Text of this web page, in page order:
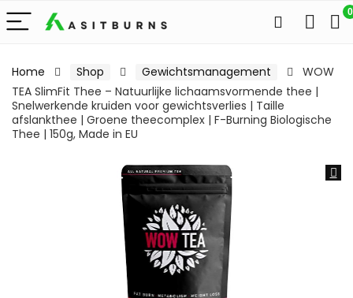
0
Home Shop Gewichtsmanagement
WOW
TEA SlimFit Thee – Natuurlijke lichaamsvormende thee |
Snelwerkende kruiden voor gewichtsverlies | Taille
afslankthee | Groene theecomplex | F-Burning Biologische
Thee | 150g, Made in EU